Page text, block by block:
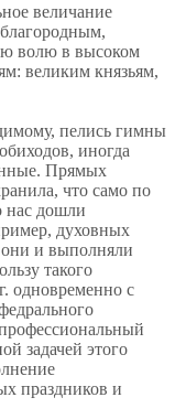
величание
волю в высоком
великим князьям,
пелись гимны
иногда
Прямых
что само по
нас дошли
духовных
они и выполняли
такого
одновременно с
задачей этого
праздников и